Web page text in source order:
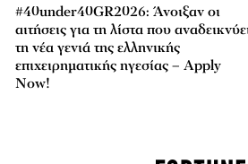
#40under40GR2026: Άνοιξαν οι
αιτήσεις για τη λίστα που
τη νέα γενιά της ελληνικής
επιχειρηματικής ηγεσίας – Apply
Now!